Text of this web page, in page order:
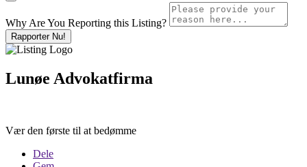
Why Are You Reporting this Listing?
Rapporter Nu!
Lunøe Advokatfirma
Vær den første til at bedømme
Dele